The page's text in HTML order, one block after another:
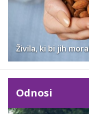
Živila, ki bi jih
Odnosi